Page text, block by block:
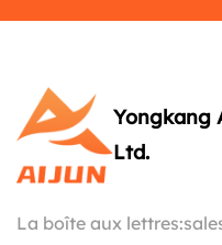
Yongkang
Ltd.
La boîte aux lettres: